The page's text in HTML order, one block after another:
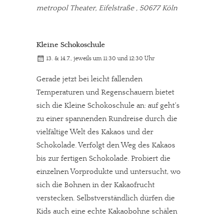
In eigener Sache
Dir gefällt unsere Arbeit?
meinesuedstadt.de finanziert sich durch Partnerprofile und
Werbung. Beide Einnahmequellen sind in den letzten Monaten
stark zurückgegangen.
metropol Theater, Eifelstraße , 50677 Köln
Kleine Schokoschule
13. & 14.7., jeweils um 11:30 und 12:30 Uhr
Gerade jetzt bei leicht fallenden
Temperaturen und Regenschauern bietet
sich die Kleine Schokoschule an: auf geht’s
zu einer spannenden Rundreise durch die
vielfältige Welt des Kakaos und der
Schokolade. Verfolgt den Weg des Kakaos
bis zur fertigen Schokolade. Probiert die
einzelnen Vorprodukte und untersucht, wo
sich die Bohnen in der Kakaofrucht
verstecken. Selbstverständlich dürfen die
Kids auch eine echte Kakaobohne schälen